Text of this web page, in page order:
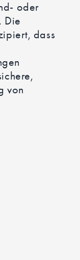
oder
Die
dass
von